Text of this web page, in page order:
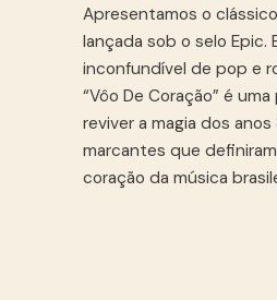
Apresentamos o
lançada sob o selo
inconfundível de pop e
“Vôo De Coração” é
reviver a magia dos
marcantes que
coração da música